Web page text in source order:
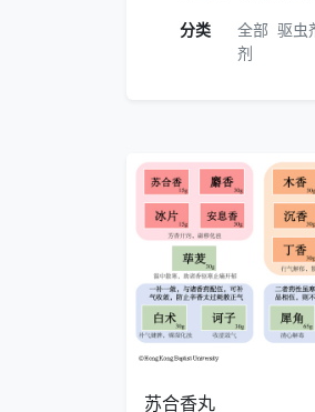
分类
全部 驱虫
剂
苏合香丸